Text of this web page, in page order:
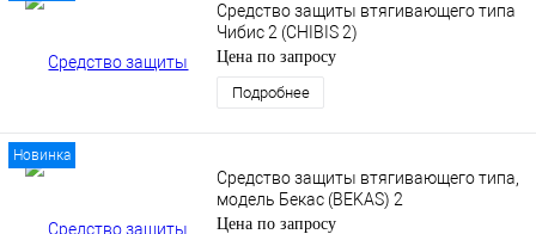
Средство защиты втягивающего типа
Чибис 2 (CHIBIS 2)
Цена по запросу
Подробнее
Новинка
Средство защиты втягивающего типа,
модель Бекас (BEKAS) 2
Цена по запросу